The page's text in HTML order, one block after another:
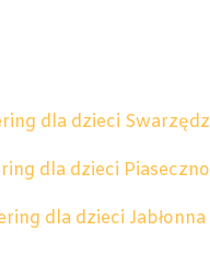
dla dzieci Swarzędz
dla dzieci Piaseczno
dla dzieci Jabłonna